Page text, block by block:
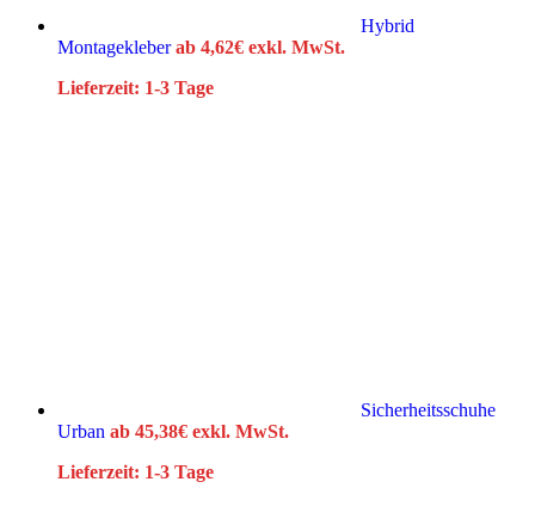
Hybrid
Montagekleberab 4,62€ exkl. MwSt.
Lieferzeit: 1-3 Tage
Sicherheitsschuhe
Urban ab 45,38€ exkl. MwSt.
Lieferzeit: 1-3 Tage